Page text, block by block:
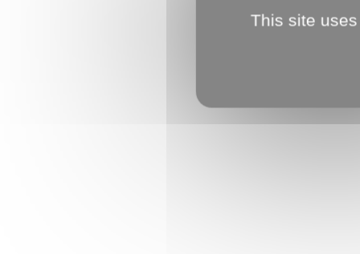
This site